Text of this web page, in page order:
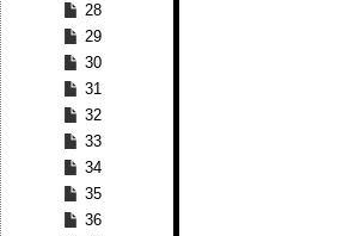
28
29
30
31
32
33
34
35
36